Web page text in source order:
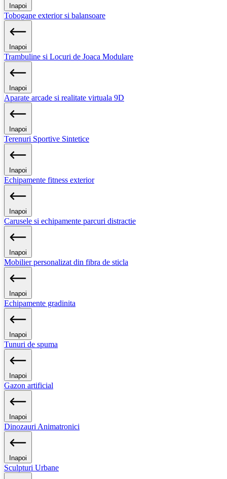
Inapoi
Tobogane exterior si balansoare
Inapoi
Trambuline si Locuri de Joaca Modulare
Inapoi
Aparate arcade si realitate virtuala 9D
Inapoi
Terenuri Sportive Sintetice
Inapoi
Echipamente fitness exterior
Inapoi
Carusele si echipamente parcuri distractie
Inapoi
Mobilier personalizat din fibra de sticla
Inapoi
Echipamente gradinita
Inapoi
Tunuri de spuma
Inapoi
Gazon artificial
Inapoi
Dinozauri Animatronici
Inapoi
Sculpturi Urbane